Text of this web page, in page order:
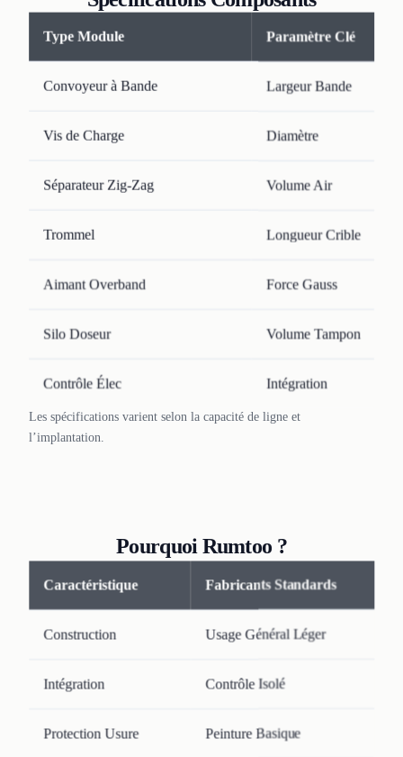
Type Module Paramètre Clé
Convoyeur à Bande Largeur Bande
Vis de Charge Diamètre
Séparateur Zig-Zag Volume Air
Trommel Longueur Crible
Aimant Overband Force Gauss
Silo Doseur Volume Tampon
Contrôle Élec Intégration
Les spécifications varient selon la capacité de ligne et
l’implantation.
Pourquoi Rumtoo ?
Caractéristique Fabricants Standards
Construction Usage Général Léger
Intégration Contrôle Isolé
Protection Usure Peinture Basique